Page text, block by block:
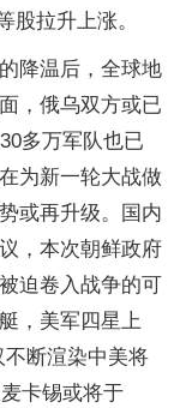
股拉升上涨。
降温后，全球地
，俄乌双方或已
多万军队也已
为新一轮大战做
或再升级。国内
，本次朝鲜政府
迫卷入战争的可
，美军四星上
不断渲染中美将
卡锡或将于